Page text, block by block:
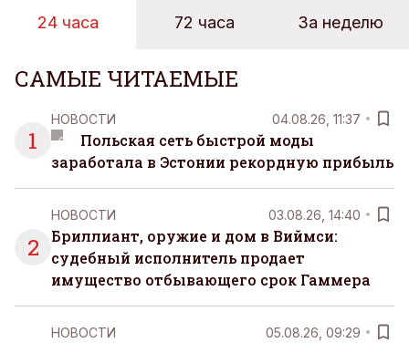
24 часа 72 часа За неделю
САМЫЕ ЧИТАЕМЫЕ
1
НОВОСТИ 04.08.26, 11:37
Польская сеть быстрой моды
заработала в Эстонии рекордную прибыль
2
НОВОСТИ 03.08.26, 14:40
Бриллиант, оружие и дом в Виймси:
судебный исполнитель продает
имущество отбывающего срок Гаммера
НОВОСТИ 05.08.26, 09:29